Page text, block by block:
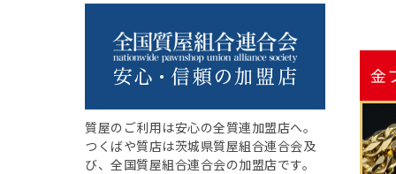
金
質屋のご利用は安心の全質連加盟店へ。
つくばや質店は茨城県質屋組合連合会及
び、全国質屋組合連合会の加盟店です。